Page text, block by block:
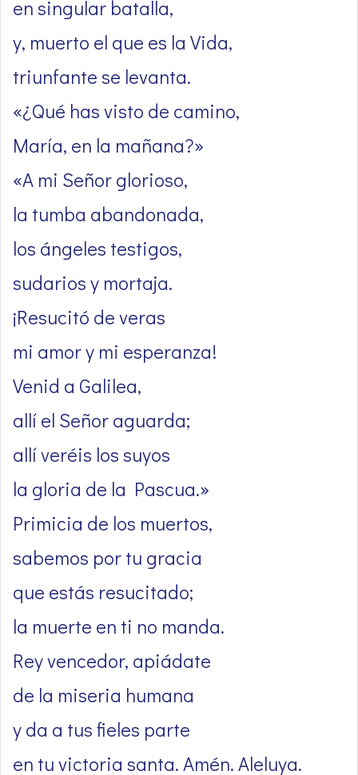
en singular batalla,
y, muerto el que es la Vida,
triunfante se levanta.
«¿Qué has visto de camino,
María, en la mañana?»
«A mi Señor glorioso,
la tumba abandonada,
los ángeles testigos,
sudarios y mortaja.
¡Resucitó de veras
mi amor y mi esperanza!
Venid a Galilea,
allí el Señor aguarda;
allí veréis los suyos
la gloria de la Pascua.»
Primicia de los muertos,
sabemos por tu gracia
que estás resucitado;
la muerte en ti no manda.
Rey vencedor, apiádate
de la miseria humana
y da a tus fieles parte
en tu victoria santa. Amén. Aleluya.